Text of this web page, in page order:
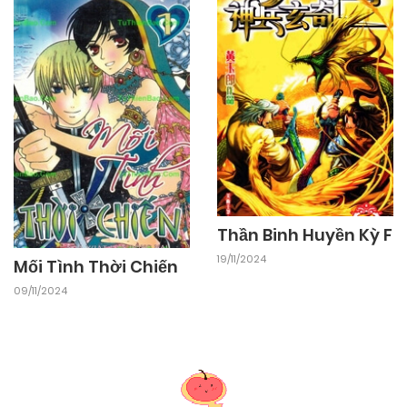
Mối Tình Thời Chiến
09/11/2024
Thần Binh Huyền Kỳ F
19/11/2024